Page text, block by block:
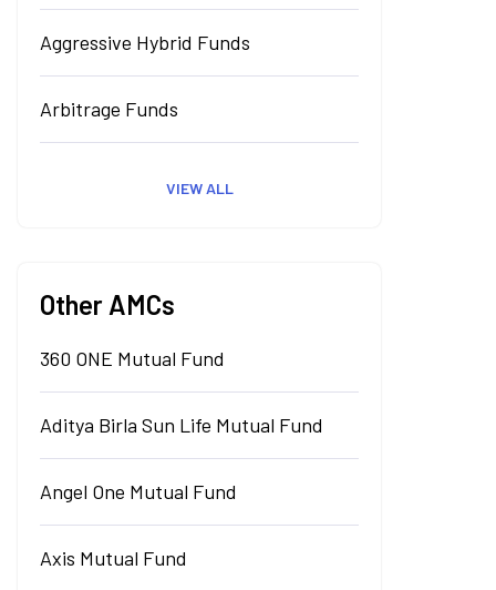
Aggressive Hybrid Funds
Arbitrage Funds
VIEW ALL
Other AMCs
360 ONE Mutual Fund
Aditya Birla Sun Life Mutual Fund
Angel One Mutual Fund
Axis Mutual Fund